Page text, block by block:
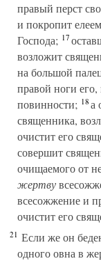
правый перст
и покропит
Господа; 17
возложит
на большой
правой ноги его,
повинности; 18а
священника,
очистит его
совершит
очищаемого от
жертву
всесожжение и
очистит его
21 Если же он
одного овна в